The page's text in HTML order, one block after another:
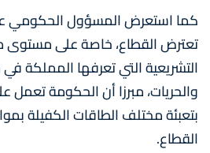
كما استعرض المسؤول الحكومي
تعترض القطاع، خاصة على مستوى
التشريعية التي تعرفها المملكة
والحريات، مبرزا أن الحكومة تعمل
بتعبئة مختلف الطاقات الكفيلة
القطاع.